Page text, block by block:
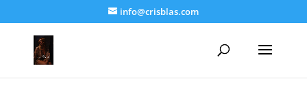
info@crisblas.com